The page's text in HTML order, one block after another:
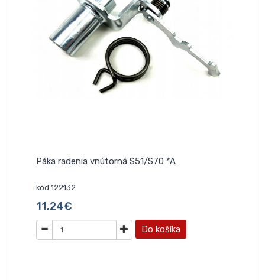
Páka radenia vnútorná S51/S70 *A
kód:122132
11,24€
Do košíka